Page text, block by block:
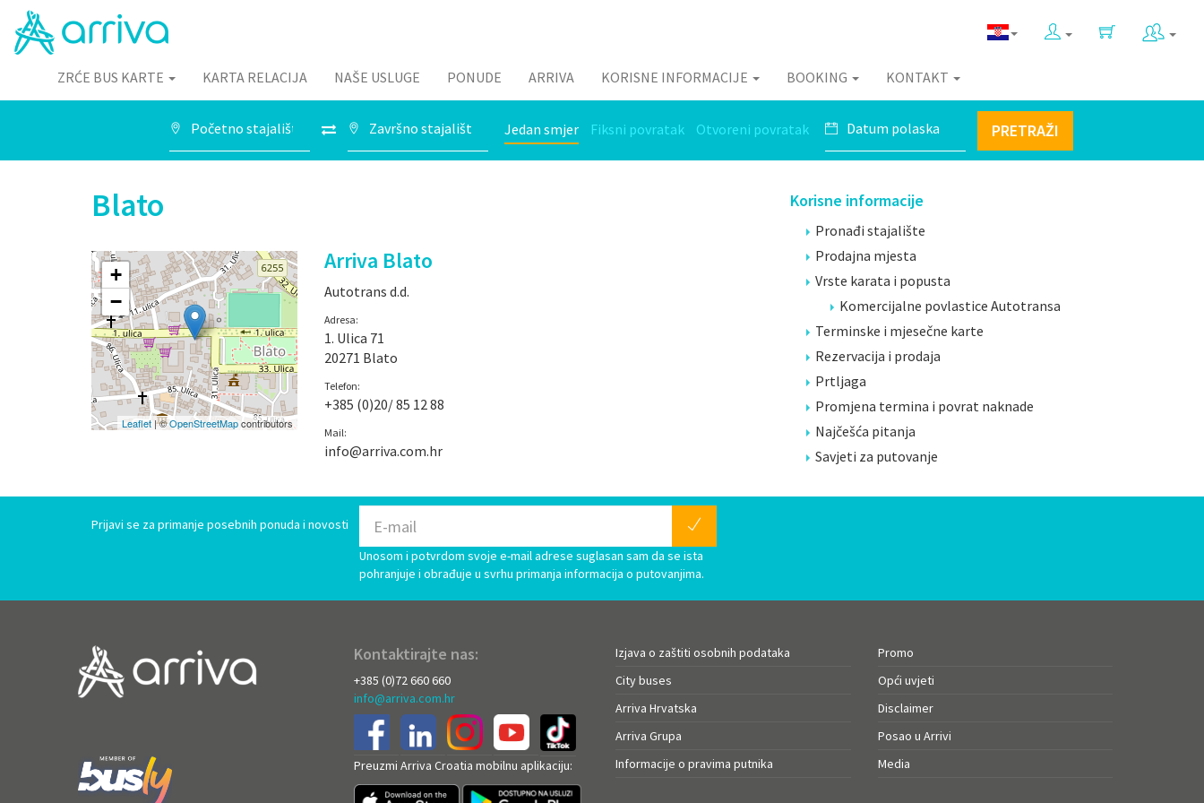
ZRĆE BUS KARTE KARTA RELACIJA NAŠE USLUGE PONUDE ARRIVA KORISNE INFORMACIJE BOOKING KONTAKT
Jedan smjer Fiksni povratak Otvoreni povratak PRETRAŽI
Blato
+
−
Leaflet| ©OpenStreetMapcontributors
Arriva Blato
Autotrans d.d.
Adresa:
1. Ulica 71
20271 Blato
Telefon:
+385 (0)20/ 85 12 88
Mail:
info@arriva.com.hr
Korisne informacije
Pronađi stajalište
Prodajna mjesta
Vrste karata i popusta
Komercijalne povlastice Autotransa
Terminske i mjesečne karte
Rezervacija i prodaja
Prtljaga
Promjena termina i povrat naknade
Najčešća pitanja
Savjeti za putovanje
Prijavi se za primanje posebnih ponuda i novosti
Unosom i potvrdom svoje e-mail adrese suglasan sam da se ista
pohranjuje i obrađuje u svrhu primanja informacija o putovanjima.
Kontaktirajte nas:
+385 (0)72 660 660
info@arriva.com.hr
Preuzmi Arriva Croatia mobilnu aplikaciju:
Izjava o zaštiti osobnih podataka
City buses
Arriva Hrvatska
Arriva Grupa
Informacije o pravima putnika
Promo
Opći uvjeti
Disclaimer
Posao u Arrivi
Media